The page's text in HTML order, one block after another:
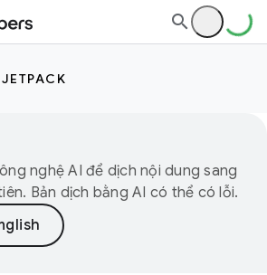
JETPACK
nghệ AI để dịch nội dung sang
Bản dịch bằng AI có thể có lỗi.